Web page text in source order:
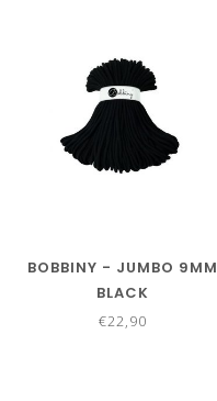
BOBBINY - JUMBO 9MM
BLACK
€22,90